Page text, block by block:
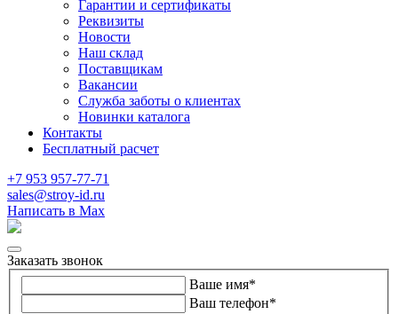
Гарантии и сертификаты
Реквизиты
Новости
Наш склад
Поставщикам
Вакансии
Служба заботы о клиентах
Новинки каталога
Контакты
Бесплатный расчет
+7 953 957-77-71
sales@stroy-id.ru
Написать в Max
Заказать звонок
Ваше имя*
Ваш телефон*